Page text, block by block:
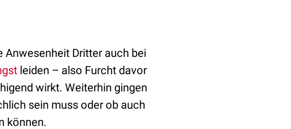
Anwesenheit Dritter auch bei
leiden – also Furcht davor
wirkt. Weiterhin gingen
sein muss oder ob auch
können.